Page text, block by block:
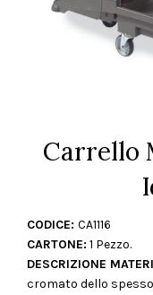
Carrello
CODICE: CA1116
CARTONE: 1 Pezzo.
DESCRIZIONE
cromato dello